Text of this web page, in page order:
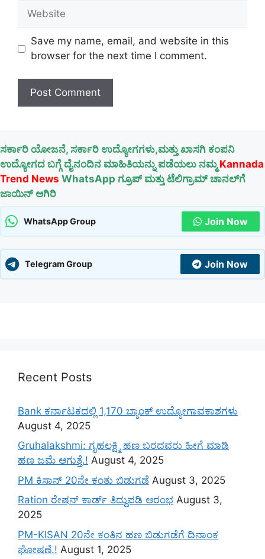
Website
Save my name, email, and website in this
browser for the next time I comment.
ಸರ್ಕಾರಿ ಯೋಜನೆ, ಸರ್ಕಾರಿ ಉದ್ಯೋಗಗಳು,ಮತ್ತು ಖಾಸಗಿ ಕಂಪನಿ
ಉದ್ಯೋಗದ ಬಗ್ಗೆ ದೈನಂದಿನ ಮಾಹಿತಿಯನ್ನು ಪಡೆಯಲು ನಮ್ಮ Kannada
Trend News WhatsApp ಗ್ರೂಪ್ ಮತ್ತು ಟೆಲಿಗ್ರಾಮ್ ಚಾನಲ್‌ಗೆ
ಜಾಯಿನ್ ಆಗಿರಿ
WhatsApp Group Join Now
Telegram Group Join Now
Recent Posts
Bank ಕರ್ನಾಟಕದಲ್ಲಿ 1,170 ಬ್ಯಾಂಕ್ ಉದ್ಯೋಗಾವಕಾಶಗಳು
August 4, 2025
Gruhalakshmi: ಗೃಹಲಕ್ಷ್ಮಿ ಹಣ ಬರದವರು ಹೀಗೆ ಮಾಡಿ
ಹಣ ಜಮೆ‌ ಆಗುತ್ತೆ.! August 4, 2025
PM ಕಿಸಾನ್ 20ನೇ ಕಂತು ಬಿಡುಗಡೆ August 3, 2025
Ration ರೇಷನ್ ಕಾರ್ಡ್ ತಿದ್ದುಪಡಿ ಆರಂಭ August 3,
2025
PM-KISAN 20ನೇ ಕಂತಿನ ಹಣ ಬಿಡುಗಡೆಗೆ ದಿನಾಂಕ
ಘೋಷಣೆ.! August 1, 2025